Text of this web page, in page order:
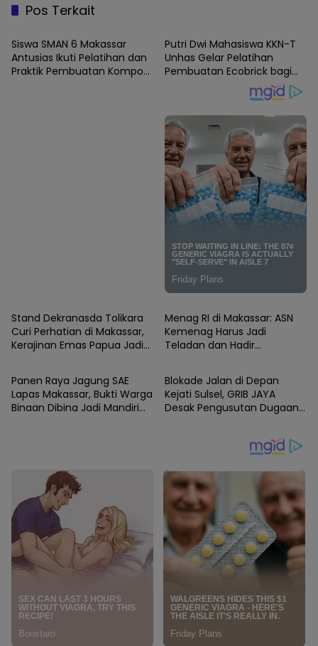
Pos Terkait
MAKASSAR
Siswa SMAN 6 Makassar
Antusias Ikuti Pelatihan dan
Praktik Pembuatan Kompos
Putri Dwi Mahasiswa KKN-T
Unhas Gelar Pelatihan
Pembuatan Ecobrick bagi
Siswa SMA Negeri 6
Stand Dekranasda Tolikara
Curi Perhatian di Makassar,
Kerajinan Emas Papua Jadi
MAKASSAR
Menag RI di Makassar: ASN
Kemenag Harus Jadi
Teladan dan Hadir
MAKASSAR
Panen Raya Jagung SAE
Lapas Makassar, Bukti Warga
Binaan Dibina Jadi Mandiri
MAKASSAR
Blokade Jalan di Depan
Kejati Sulsel, GRIB JAYA
Desak Pengusutan Dugaan